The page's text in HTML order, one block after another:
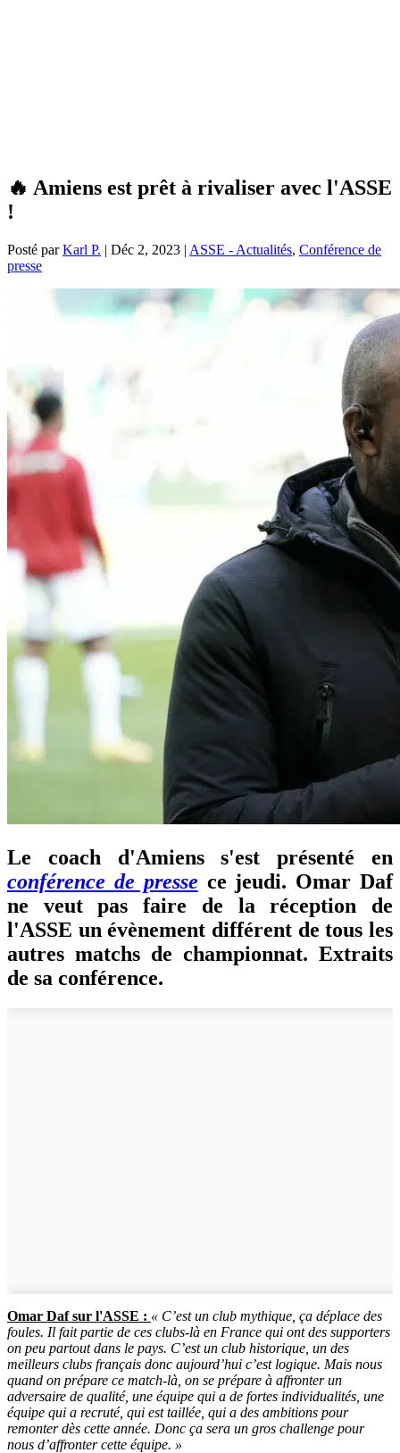
🔥 Amiens est prêt à rivaliser avec l'ASSE
!
Posté parKarl P. | Déc 2, 2023 | ASSE - Actualités, Conférence de
presse
Le coach d'Amiens s'est présenté en
conférence de presse ce jeudi. Omar Daf
ne veut pas faire de la réception de
l'ASSE un évènement différent de tous les
autres matchs de championnat. Extraits
de sa conférence.
Omar Daf sur l'ASSE : « C’est un club mythique, ça déplace des
foules. Il fait partie de ces clubs-là en France qui ont des supporters
on peu partout dans le pays. C’est un club historique, un des
meilleurs clubs français donc aujourd’hui c’est logique. Mais nous
quand on prépare ce match-là, on se prépare à affronter un
adversaire de qualité, une équipe qui a de fortes individualités, une
équipe qui a recruté, qui est taillée, qui a des ambitions pour
remonter dès cette année. Donc ça sera un gros challenge pour
nous d’affronter cette équipe. »